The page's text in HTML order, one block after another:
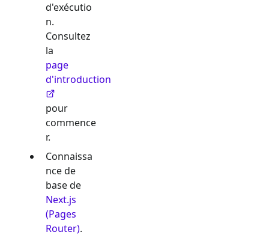
d'exécutio
n.
Consultez
la
page
d'introduction
pour
commence
r.
Connaissa
nce de
base de
Next.js
(Pages
Router).